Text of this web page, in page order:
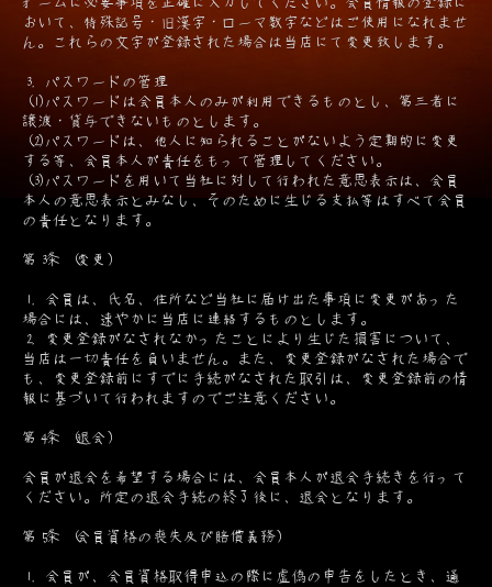
おいて、特殊記号・旧漢字・ローマ数字などはご使用になれませ
ん。これらの文字が登録された場合は当店にて変更致します。
3. パスワードの管理
(1)パスワードは会員本人のみが利用できるものとし、第三者に
譲渡・貸与できないものとします。
(2)パスワードは、他人に知られることがないよう定期的に変更
する等、会員本人が責任をもって管理してください。
(3)パスワードを用いて当社に対して行われた意思表示は、会員
本人の意思表示とみなし、そのために生じる支払等はすべて会員
の責任となります。
第3条 (変更)
1. 会員は、氏名、住所など当社に届け出た事項に変更があった
場合には、速やかに当店に連絡するものとします。
2. 変更登録がなされなかったことにより生じた損害について、
当店は一切責任を負いません。また、変更登録がなされた場合で
も、変更登録前にすでに手続がなされた取引は、変更登録前の情
報に基づいて行われますのでご注意ください。
第4条 (退会)
会員が退会を希望する場合には、会員本人が退会手続きを行って
ください。所定の退会手続の終了後に、退会となります。
第5条 (会員資格の喪失及び賠償義務)
1. 会員が、会員資格取得申込の際に虚偽の申告をしたとき、通